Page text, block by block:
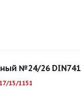
№24/26 DIN741
15/1151